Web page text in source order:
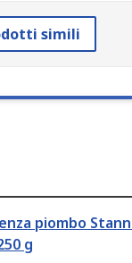
simili
piombo
g